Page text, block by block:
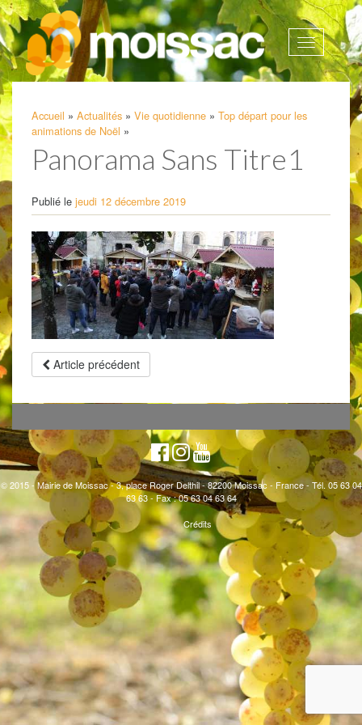
Afficher
la
Accueil » Actualités » Vie quotidienne » Top départ pour les
animations de Noël »
Panorama Sans Titre1
Publié le jeudi 12 décembre 2019
Article précédent
© 2015 - Mairie de Moissac - 3, place Roger Delthil - 82200 Moissac - France - Tél. 05 63 04
63 63 - Fax : 05 63 04 63 64
Crédits